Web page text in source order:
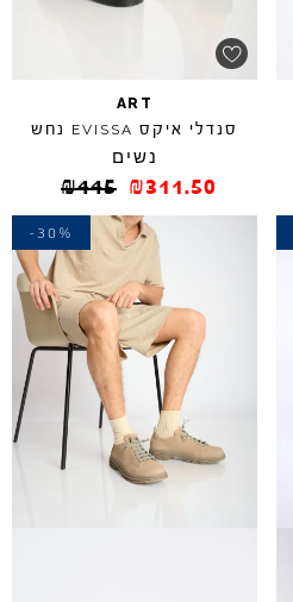
ART
סנדלי איקס EVISSA נחש
נשים
₪445 ₪311.50
-30%